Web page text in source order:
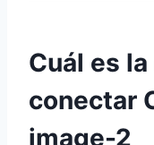
Cuál es
conectar
image-2